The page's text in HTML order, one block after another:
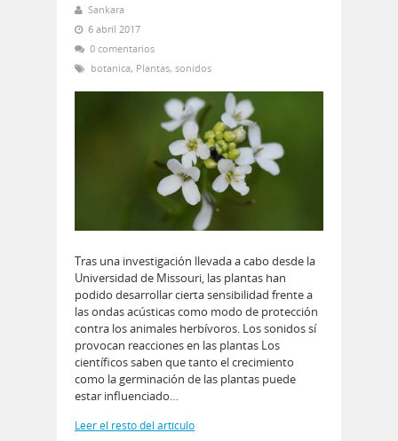
Sankara
6 abril 2017
0 comentarios
botanica, Plantas, sonidos
Tras una investigación llevada a cabo desde la
Universidad de Missouri, las plantas han
podido desarrollar cierta sensibilidad frente a
las ondas acústicas como modo de protección
contra los animales herbívoros. Los sonidos sí
provocan reacciones en las plantas Los
científicos saben que tanto el crecimiento
como la germinación de las plantas puede
estar influenciado…
Leer el resto del artículo